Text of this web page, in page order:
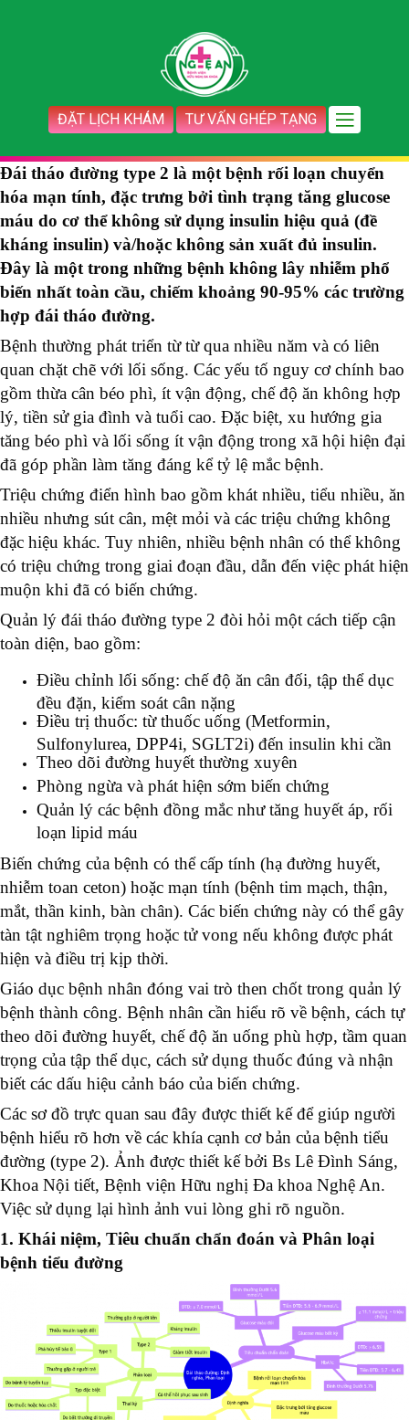
ĐẶT LỊCH KHÁM TƯ VẤN GHÉP TẠNG
Đái tháo đường type 2 là một bệnh rối loạn chuyển
hóa mạn tính, đặc trưng bởi tình trạng tăng glucose
máu do cơ thể không sử dụng insulin hiệu quả (đề
kháng insulin) và/hoặc không sản xuất đủ insulin.
Đây là một trong những bệnh không lây nhiễm phổ
biến nhất toàn cầu, chiếm khoảng 90-95% các trường
hợp đái tháo đường.
Bệnh thường phát triển từ từ qua nhiều năm và có liên
quan chặt chẽ với lối sống. Các yếu tố nguy cơ chính bao
gồm thừa cân béo phì, ít vận động, chế độ ăn không hợp
lý, tiền sử gia đình và tuổi cao. Đặc biệt, xu hướng gia
tăng béo phì và lối sống ít vận động trong xã hội hiện đại
đã góp phần làm tăng đáng kể tỷ lệ mắc bệnh.
Triệu chứng điển hình bao gồm khát nhiều, tiểu nhiều, ăn
nhiều nhưng sút cân, mệt mỏi và các triệu chứng không
đặc hiệu khác. Tuy nhiên, nhiều bệnh nhân có thể không
có triệu chứng trong giai đoạn đầu, dẫn đến việc phát hiện
muộn khi đã có biến chứng.
Quản lý đái tháo đường type 2 đòi hỏi một cách tiếp cận
toàn diện, bao gồm:
Điều chỉnh lối sống: chế độ ăn cân đối, tập thể dục
đều đặn, kiểm soát cân nặng
Điều trị thuốc: từ thuốc uống (Metformin,
Sulfonylurea, DPP4i, SGLT2i) đến insulin khi cần
Theo dõi đường huyết thường xuyên
Phòng ngừa và phát hiện sớm biến chứng
Quản lý các bệnh đồng mắc như tăng huyết áp, rối
loạn lipid máu
Biến chứng của bệnh có thể cấp tính (hạ đường huyết,
nhiễm toan ceton) hoặc mạn tính (bệnh tim mạch, thận,
mắt, thần kinh, bàn chân). Các biến chứng này có thể gây
tàn tật nghiêm trọng hoặc tử vong nếu không được phát
hiện và điều trị kịp thời.
Giáo dục bệnh nhân đóng vai trò then chốt trong quản lý
bệnh thành công. Bệnh nhân cần hiểu rõ về bệnh, cách tự
theo dõi đường huyết, chế độ ăn uống phù hợp, tầm quan
trọng của tập thể dục, cách sử dụng thuốc đúng và nhận
biết các dấu hiệu cảnh báo của biến chứng.
Các sơ đồ trực quan sau đây được thiết kế để giúp người
bệnh hiểu rõ hơn về các khía cạnh cơ bản của bệnh tiểu
đường (type 2). Ảnh được thiết kế bởi Bs Lê Đình Sáng,
Khoa Nội tiết, Bệnh viện Hữu nghị Đa khoa Nghệ An.
Việc sử dụng lại hình ảnh vui lòng ghi rõ nguồn.
1. Khái niệm, Tiêu chuẩn chẩn đoán và Phân loại
bệnh tiểu đường